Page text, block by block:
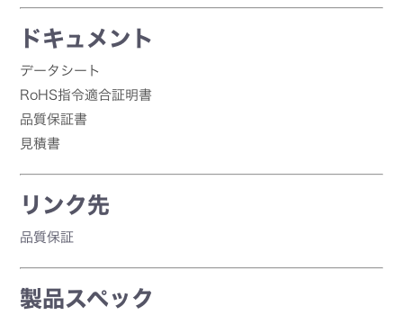
ドキュメント
データシート
RoHS指令適合証明書
品質保証書
見積書
リンク先
品質保証
製品スペック